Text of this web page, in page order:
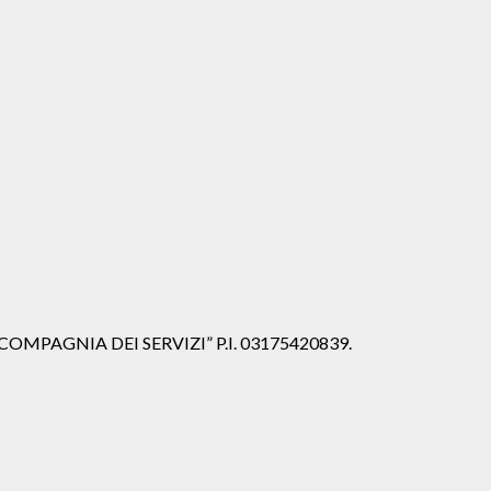
DEI SERVIZI” P.I. 03175420839.